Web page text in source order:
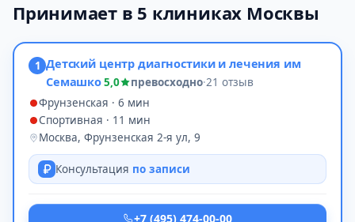
Принимает в 5 клиниках Москвы
1 Детский центр диагностики и лечения им
Семашко5,0 превосходно·21 отзыв
Фрунзенская · 6 мин
Спортивная · 11 мин
Москва, Фрунзенская 2-я ул, 9
Консультация по записи
+7 (495) 474-00-00